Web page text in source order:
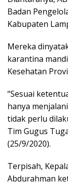
Badan
Kabupaten
Mereka
karantina
Kesehatan
“Sesuai
hanya
tidak perlu
Tim Gugus
(25/9/2020).
Terpisah,
Abdurahman